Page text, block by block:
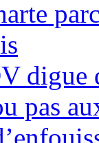
digue
pas